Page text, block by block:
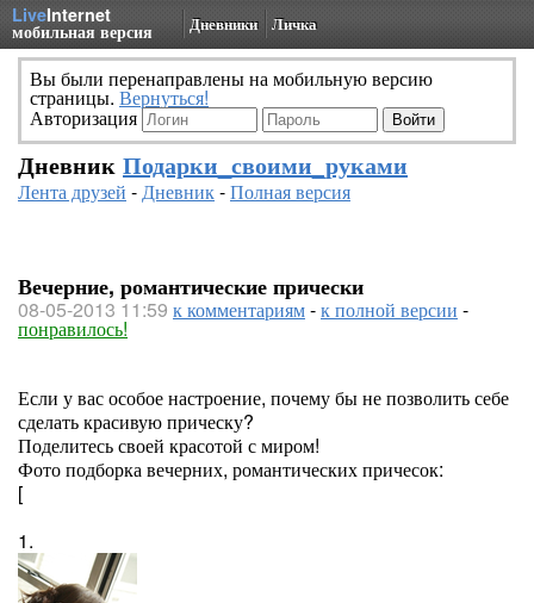
LiveInternet
мобильная версия Дневники Личка
Вы были перенаправлены на мобильную версию
страницы. Вернуться!
Авторизация
Дневник Подарки_своими_руками
Лента друзей -Дневник-Полная версия
Вечерние, романтические прически
08-05-2013 11:59 к комментариям-к полной версии -
понравилось!
Если у вас особое настроение, почему бы не позволить себе
сделать красивую прическу?
Поделитесь своей красотой с миром!
Фото подборка вечерних, романтических причесок:
[
1.